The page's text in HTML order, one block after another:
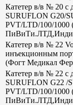
Катетер в/в № 20
SURUFLON G20/
PVT/LTD/100/
Катетер в/в № 22
инъекционным
(Фогт Медикал
Катетер в/в № 22
SURUFLON G22 /
PVT/LTD/100/